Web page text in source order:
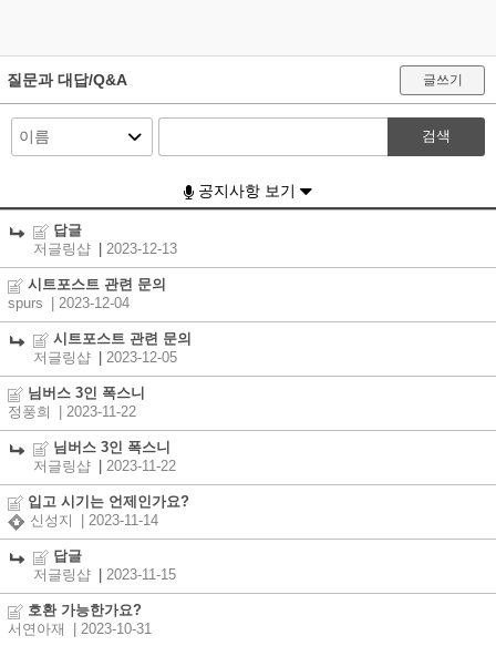
질문과 대답/Q&A 글쓰기
검색
공지사항 보기
답글
저글링샵
2023-12-13
시트포스트 관련 문의
spurs
| 2023-12-04
시트포스트 관련 문의
저글링샵
2023-12-05
님버스 3인 폭스니
정풍희
| 2023-11-22
님버스 3인 폭스니
저글링샵
2023-11-22
입고 시기는 언제인가요?
신성지
| 2023-11-14
답글
저글링샵
2023-11-15
호환 가능한가요?
서연아재
| 2023-10-31